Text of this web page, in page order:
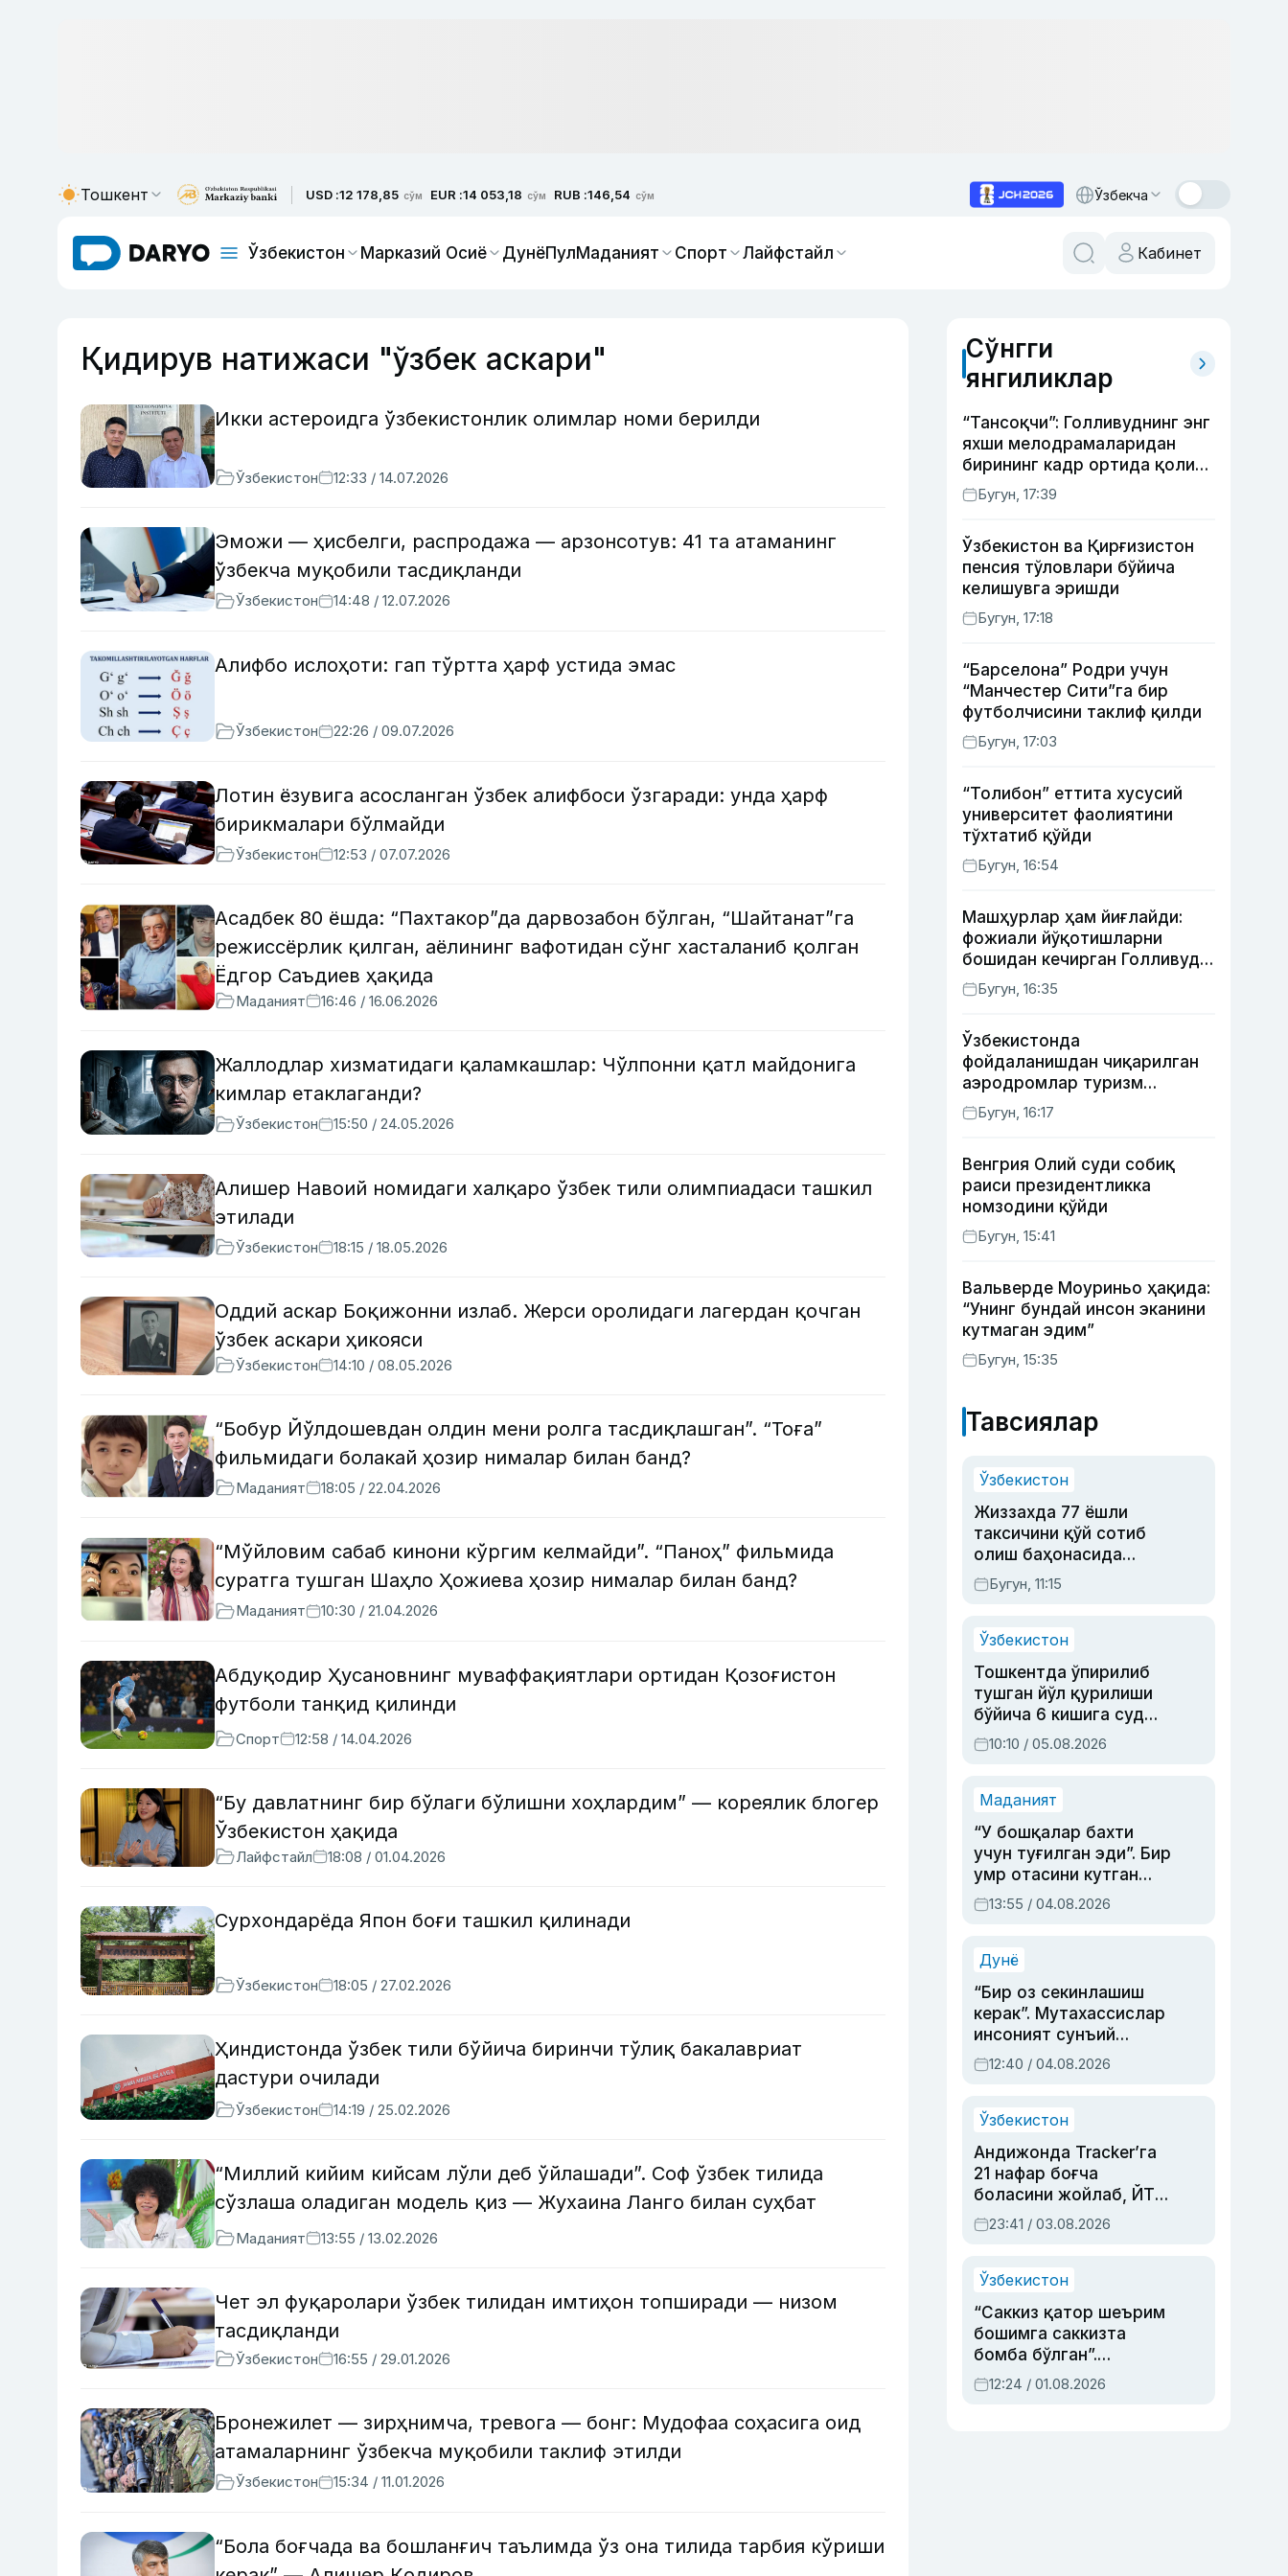
Тошкент USD :12 178,85 сўм EUR :14 053,18 сўм RUB :146,54 сўм Ўзбекча
Ўзбекистон Марказий Осиё ДунёПулМаданият Спорт Лайфстайл Кабинет
Қидирув натижаси "ўзбек аскари"
Икки астероидга ўзбекистонлик олимлар номи берилди
Ўзбекистон 12:33 / 14.07.2026
Эможи — ҳисбелги, распродажа — арзонсотув: 41 та атаманинг
ўзбекча муқобили тасдиқланди
Ўзбекистон 14:48 / 12.07.2026
Алифбо ислоҳоти: гап тўртта ҳарф устида эмас
Ўзбекистон 22:26 / 09.07.2026
Лотин ёзувига асосланган ўзбек алифбоси ўзгаради: унда ҳарф
бирикмалари бўлмайди
Ўзбекистон 12:53 / 07.07.2026
Асадбек 80 ёшда: “Пахтакор”да дарвозабон бўлган, “Шайтанат”га
режиссёрлик қилган, аёлининг вафотидан сўнг хасталаниб қолган
Ёдгор Саъдиев ҳақида
Маданият 16:46 / 16.06.2026
Жаллодлар хизматидаги қаламкашлар: Чўлпонни қатл майдонига
кимлар етаклаганди?
Ўзбекистон 15:50 / 24.05.2026
Алишер Навоий номидаги халқаро ўзбек тили олимпиадаси ташкил
этилади
Ўзбекистон 18:15 / 18.05.2026
Оддий аскар Боқижонни излаб. Жерси оролидаги лагердан қочган
ўзбек аскари ҳикояси
Ўзбекистон 14:10 / 08.05.2026
“Бобур Йўлдошевдан олдин мени ролга тасдиқлашган”. “Тоға”
фильмидаги болакай ҳозир нималар билан банд?
Маданият 18:05 / 22.04.2026
“Мўйловим сабаб кинони кўргим келмайди”. “Паноҳ” фильмида
суратга тушган Шаҳло Ҳожиева ҳозир нималар билан банд?
Маданият 10:30 / 21.04.2026
Абдуқодир Ҳусановнинг муваффақиятлари ортидан Қозоғистон
футболи танқид қилинди
Спорт 12:58 / 14.04.2026
“Бу давлатнинг бир бўлаги бўлишни хоҳлардим” — кореялик блогер
Ўзбекистон ҳақида
Лайфстайл 18:08 / 01.04.2026
Сурхондарёда Япон боғи ташкил қилинади
Ўзбекистон 18:05 / 27.02.2026
Ҳиндистонда ўзбек тили бўйича биринчи тўлиқ бакалавриат
дастури очилади
Ўзбекистон 14:19 / 25.02.2026
“Миллий кийим кийсам лўли деб ўйлашади”. Соф ўзбек тилида
сўзлаша оладиган модель қиз — Жухаина Ланго билан суҳбат
Маданият 13:55 / 13.02.2026
Чет эл фуқаролари ўзбек тилидан имтиҳон топширади — низом
тасдиқланди
Ўзбекистон 16:55 / 29.01.2026
Бронежилет — зирҳнимча, тревога — бонг: Мудофаа соҳасига оид
атамаларнинг ўзбекча муқобили таклиф этилди
Ўзбекистон 15:34 / 11.01.2026
“Бола боғчада ва бошланғич таълимда ўз она тилида тарбия кўриши
Сўнгги
янгиликлар
“Тансоқчи”: Голливуднинг энг
яхши мелодрамаларидан
бирининг кадр ортида қолиб
кетган воқеалари
Бугун, 17:39
Ўзбекистон ва Қирғизистон
пенсия тўловлари бўйича
келишувга эришди
Бугун, 17:18
“Барселона” Родри учун
“Манчестер Сити”га бир
футболчисини таклиф қилди
Бугун, 17:03
“Толибон” еттита хусусий
университет фаолиятини
тўхтатиб қўйди
Бугун, 16:54
Машҳурлар ҳам йиғлайди:
фожиали йўқотишларни
бошидан кечирган Голливуд
юлдузлари
Бугун, 16:35
Ўзбекистонда
фойдаланишдан чиқарилган
аэродромлар туризм
мақсадида ижарага
берилиши мумкин
Бугун, 16:17
Венгрия Олий суди собиқ
раиси президентликка
номзодини қўйди
Бугун, 15:41
Вальверде Моуриньо ҳақида:
“Унинг бундай инсон эканини
кутмаган эдим”
Бугун, 15:35
Тавсиялар
Ўзбекистон
Жиззахда 77 ёшли
таксичини қўй сотиб
олиш баҳонасида
яйловга олиб бориб
ўлдирган йигит 20
Бугун, 11:15
Ўзбекистон
Тошкентда ўпирилиб
тушган йўл қурилиши
бўйича 6 кишига суд
ҳукми ўқилди
10:10 / 05.08.2026
Маданият
“У бошқалар бахти
учун туғилган эди”. Бир
умр отасини кутган
актриса ва дубльяж
устаси Римма
синовларга тўла ҳаёти
13:55 / 04.08.2026
Дунё
“Бир оз секинлашиш
керак”. Мутахассислар
инсоният сунъий
интеллектни бошқара
олмай қолишидан
12:40 / 04.08.2026
Ўзбекистон
Андижонда Tracker’га
21 нафар боғча
боласини жойлаб, ЙТҲ
содир этган аёлга суд
ҳукми ўқилди
23:41 / 03.08.2026
Ўзбекистон
“Саккиз қатор шеърим
бошимга саккизта
бомба бўлган”.
Абдулла Ориповни
сиёсий айбловлардан
12:24 / 01.08.2026